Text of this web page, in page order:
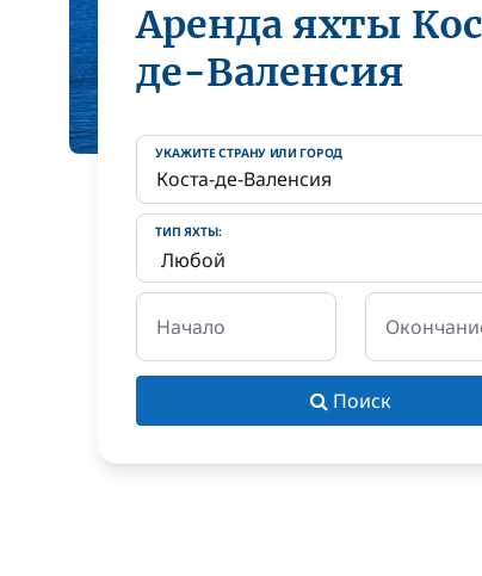
Аренда яхты
де-Валенсия
УКАЖИТЕ СТРАНУ ИЛИ ГОРОД
ТИП ЯХТЫ:
Начало
Поиск